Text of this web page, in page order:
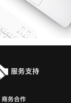
服务支持
商务合作